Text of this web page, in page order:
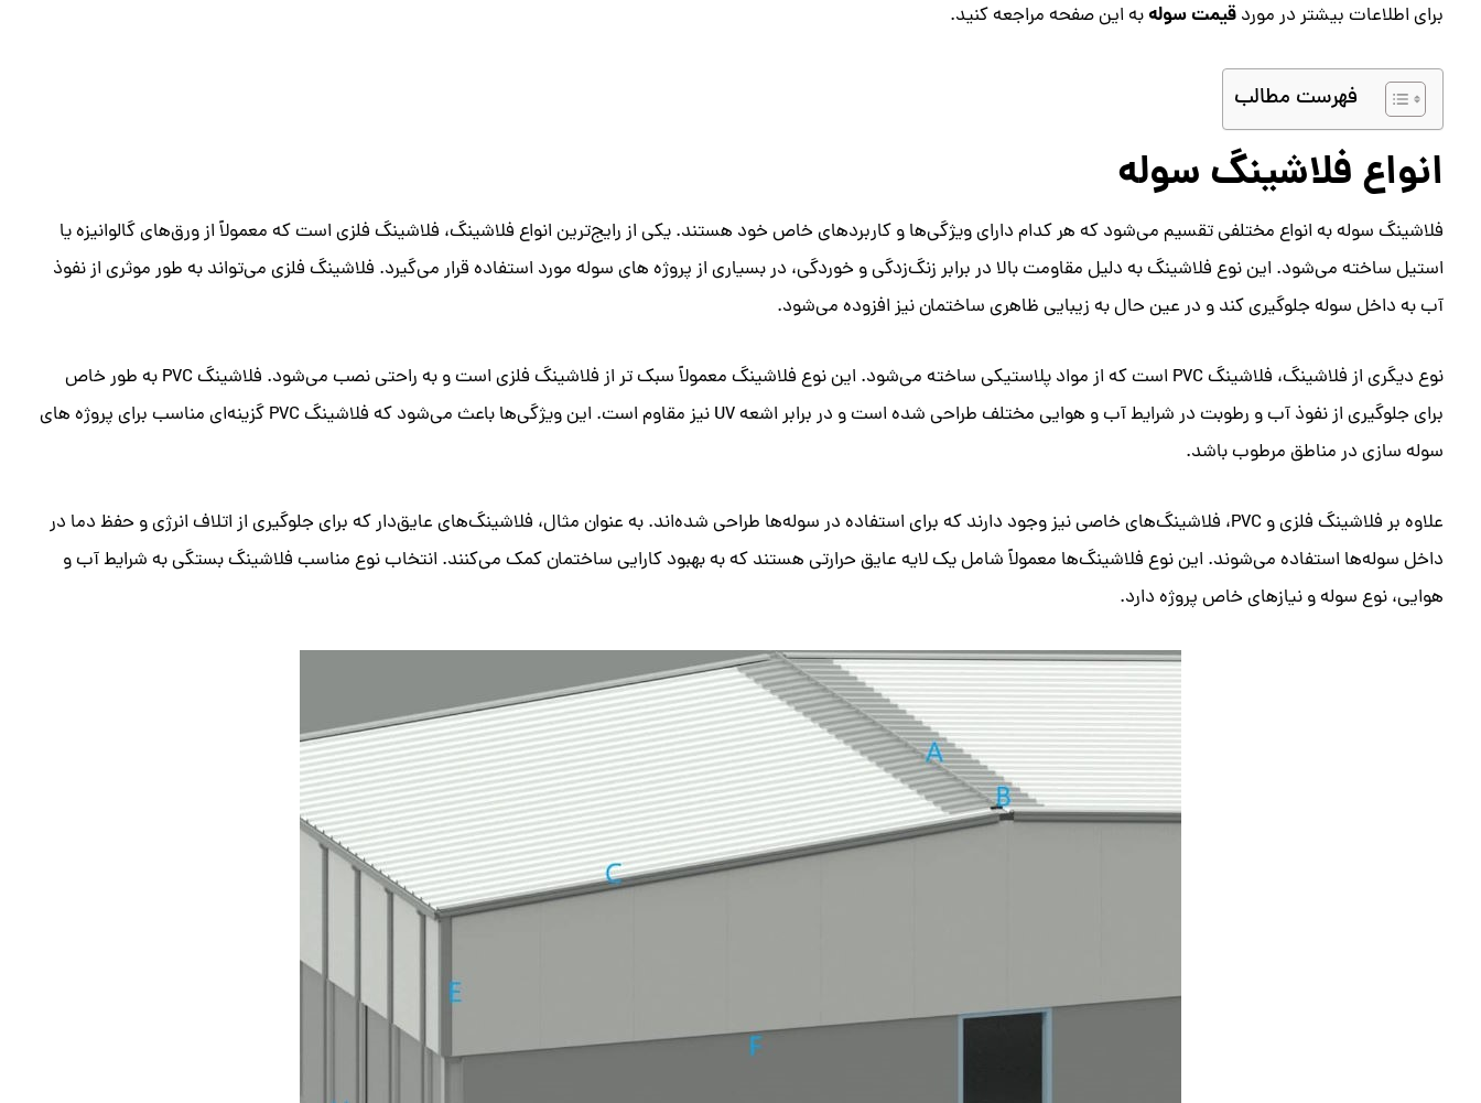
برای اطلاعات بیشتر در موردقیمت سولهبه این صفحه مراجعه کنید.
فهرست مطالب
انواع فلاشینگ سوله
فلاشینگ سوله به انواع مختلفی تقسیم می‌شود که هر کدام دارای ویژگی‌ها و کاربردهای خاص خود هستند. یکی از رایج‌ترین انواع فلاشینگ، فلاشینگ فلزی است که معمولاً از ورق‌های گالوانیزه یا
استیل ساخته می‌شود. این نوع فلاشینگ به دلیل مقاومت بالا در برابر زنگ‌زدگی و خوردگی، در بسیاری از پروژه‌ های سوله مورد استفاده قرار می‌گیرد. فلاشینگ فلزی می‌تواند به طور موثری از نفوذ
آب به داخل سوله جلوگیری کند و در عین حال به زیبایی ظاهری ساختمان نیز افزوده می‌شود.
نوع دیگری از فلاشینگ، فلاشینگ PVC است که از مواد پلاستیکی ساخته می‌شود. این نوع فلاشینگ معمولاً سبک‌ تر از فلاشینگ فلزی است و به راحتی نصب می‌شود. فلاشینگ PVC به طور خاص
برای جلوگیری از نفوذ آب و رطوبت در شرایط آب و هوایی مختلف طراحی شده است و در برابر اشعه UV نیز مقاوم است. این ویژگی‌ها باعث می‌شود که فلاشینگ PVC گزینه‌ای مناسب برای پروژه‌ های
سوله سازی در مناطق مرطوب باشد.
علاوه بر فلاشینگ فلزی و PVC، فلاشینگ‌های خاصی نیز وجود دارند که برای استفاده در سوله‌ها طراحی شده‌اند. به عنوان مثال، فلاشینگ‌های عایق‌دار که برای جلوگیری از اتلاف انرژی و حفظ دما در
داخل سوله‌ها استفاده می‌شوند. این نوع فلاشینگ‌ها معمولاً شامل یک لایه عایق حرارتی هستند که به بهبود کارایی ساختمان کمک می‌کنند. انتخاب نوع مناسب فلاشینگ بستگی به شرایط آب و
هوایی، نوع سوله و نیازهای خاص پروژه دارد.